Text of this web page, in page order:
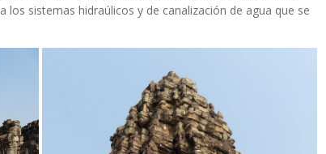
los sistemas hidraúlicos y de canalización de agua que se